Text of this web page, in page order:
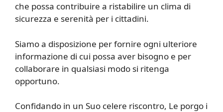
che possa contribuire a ristabilire un clima di
sicurezza e serenità per i cittadini.
Siamo a disposizione per fornire ogni ulteriore
informazione di cui possa aver bisogno e per
collaborare in qualsiasi modo si ritenga
opportuno.
Confidando in un Suo celere riscontro, Le porgo i